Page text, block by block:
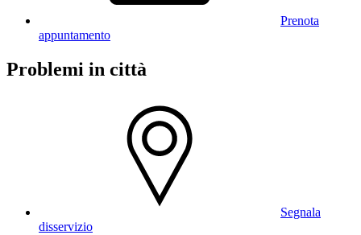
Prenota
appuntamento
Problemi in città
Segnala
disservizio